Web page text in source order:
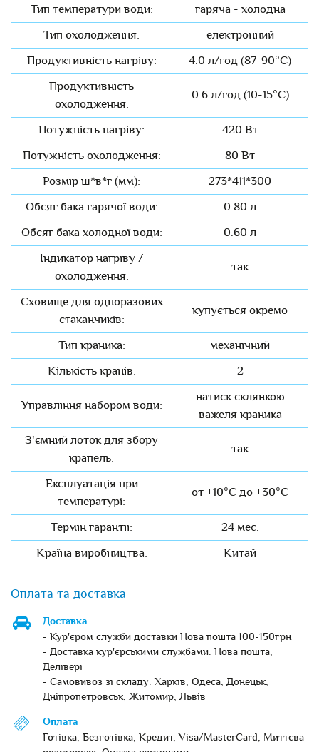
Тип температури води:
гаряча - холодна
Тип охолодження:
електронний
Продуктивність нагріву:
4.0 л/год (87-90°C)
Продуктивність
охолодження:
0.6 л/год (10-15°C)
Потужність нагріву:
420 Вт
Потужність охолодження:
80 Вт
Розмір ш*в*г (мм):
273*411*300
Обсяг бака гарячої води:
0.80 л
Обсяг бака холодної води:
0.60 л
Індикатор нагріву /
охолодження:
так
Сховище для одноразових
стаканчиків:
купується окремо
Тип краника:
механічний
Кількість кранів:
2
Управління набором води:
натиск склянкою
важеля краника
З'ємний лоток для збору
крапель:
так
Експлуатація при
температурі:
от +10°C до +30°C
Термін гарантії:
24 мес.
Країна виробництва:
Китай
Оплата та доставка
Доставка
- Кур'єром служби доставки Нова пошта 100-150грн
- Доставка кур'єрськими службами: Нова пошта,
Делівері
- Самовивоз зі складу: Харків, Одеса, Донецьк,
Дніпропетровськ, Житомир, Львів
Оплата
Готівка, Безготівка, Кредит, Visa/MasterCard, Миттєва